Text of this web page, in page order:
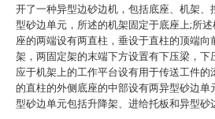
开了一种异型边砂边机，包括底座、机架、
型砂边单元，所述的机架固定于底座上;所
座的两端设有两直柱，垂设于直柱的顶端向
架，两固定架的末端下方设置有下压梁，下
应于机架上的工作平台设有用于传送工件的
的直柱的外侧底座的中部设有两异型砂边单
型砂边单元包括升降架、进给托板和异型砂